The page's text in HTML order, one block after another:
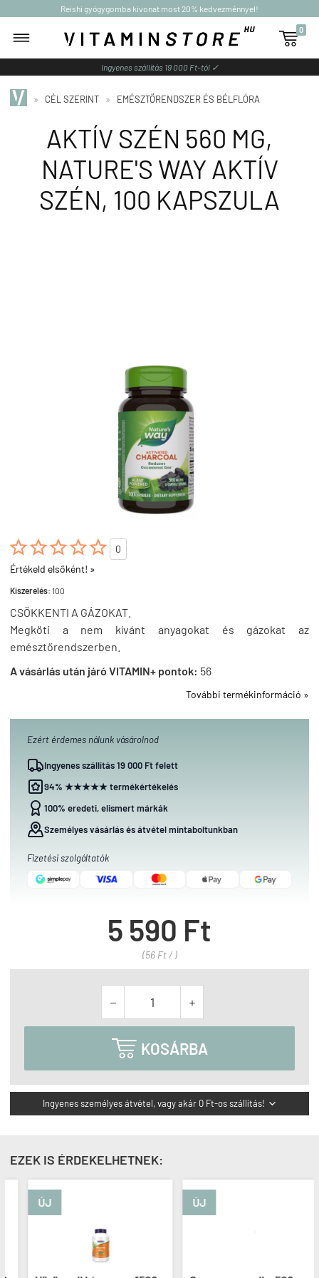
Reishi gyógygomba kivonat most 20% kedvezménnyel!

0
Ingyenes szállítás 19 000 Ft-tól ✓
» CÉL SZERINT » EMÉSZTŐRENDSZER ÉS BÉLFLÓRA
AKTÍV SZÉN 560 MG,
NATURE'S WAY AKTÍV
SZÉN, 100 KAPSZULA

0
Értékeld elsőként! »
Kiszerelés: 100
CSÖKKENTI A GÁZOKAT.
Megköti a nem kívánt anyagokat és gázokat az
emésztőrendszerben.
A vásárlás után járó VITAMIN+ pontok: 56
További termékinformáció »
Ezért érdemes nálunk vásárolnod
Ingyenes szállítás 19 000 Ft felett
94% ★★★★★ termékértékelés
100% eredeti, elismert márkák
Személyes vásárlás és átvétel mintaboltunkban
Fizetési szolgáltatók
5 590 Ft
(56 Ft / )
 
 KOSÁRBA
Ingyenes személyes átvétel, vagy akár 0 Ft-os szállítás! 
EZEK IS ÉRDEKELHETNEK: